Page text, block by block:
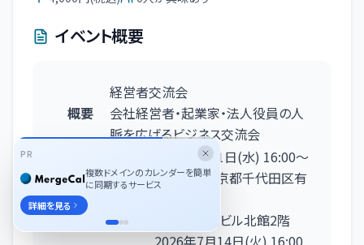
イベント概要
概要
経営者交流会
会社経営者・起業家・法人役員の人
脈を広げるビジネス交流会
2026年7月1日(水) 16:00〜
17:30東京都千代田区有
有楽町電気ビル北館2階
2026年7月14日(火) 16:00
PR
複数ドメインのカレンダーを簡単
に同期するサービス
詳細を見る